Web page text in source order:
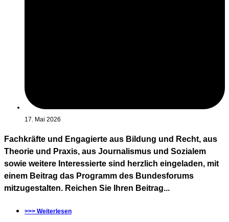
17. Mai 2026
Fachkräfte und Engagierte aus Bildung und Recht, aus
Theorie und Praxis, aus Journalismus und Sozialem
sowie weitere Interessierte sind herzlich eingeladen, mit
einem Beitrag das Programm des Bundesforums
mitzugestalten. Reichen Sie Ihren Beitrag...
>>> Weiterlesen